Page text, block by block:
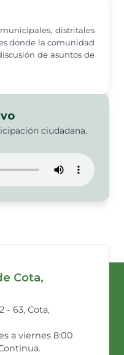
distritales
donde la comunidad
de asuntos de
ciudadana.
Cota,
- 63, Cota,
a viernes 8:00